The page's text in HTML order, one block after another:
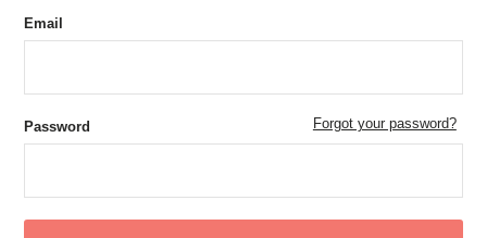
Email
Password Forgot your password?